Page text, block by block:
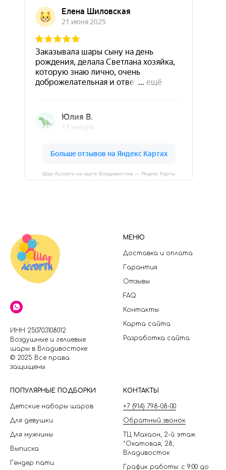
Шар Ассорти на карте Владивостока — Яндекс Карты
ИНН 250703108012
Воздушные и гелиевые
шары в Владивостоке
© 2025 Все права
защищены
МЕНЮ
Доставка и оплата
Гарантия
Отзывы
FAQ
Контакты
Карта сайта
Разработка сайта
ПОПУЛЯРНЫЕ ПОДБОРКИ
Детские наборы шаров
Для девушки
Для мужчины
Выписка
Гендер пати
КОНТАКТЫ
+7 (914) 798-08-00
Обратный звонок
ТЦ Махаон, 2-й этаж
*Окатовая, 28,
Владивосток
График работы: с 9:00 до